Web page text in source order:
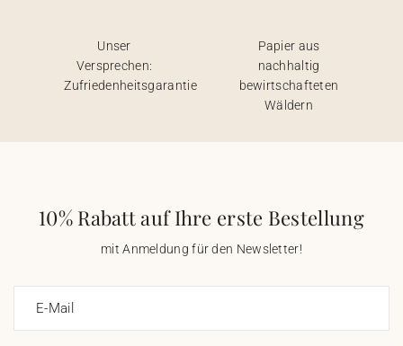
Unser
Versprechen:
Zufriedenheitsgarantie
Papier aus
nachhaltig
bewirtschafteten
Wäldern
10% Rabatt auf Ihre erste Bestellung
mit Anmeldung für den Newsletter!
E-Mail